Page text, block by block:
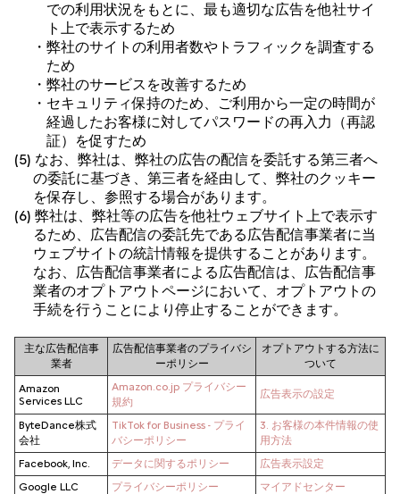
での利用状況をもとに、最も適切な広告を他社サイ
ト上で表示するため
・弊社のサイトの利用者数やトラフィックを調査する
ため
・弊社のサービスを改善するため
・セキュリティ保持のため、ご利用から一定の時間が
経過したお客様に対してパスワードの再入力（再認
証）を促すため
(5) なお、弊社は、弊社の広告の配信を委託する第三者へ
の委託に基づき、第三者を経由して、弊社のクッキー
を保存し、参照する場合があります。
(6) 弊社は、弊社等の広告を他社ウェブサイト上で表示す
るため、広告配信の委託先である広告配信事業者に当
ウェブサイトの統計情報を提供することがあります。
なお、広告配信事業者による広告配信は、広告配信事
業者のオプトアウトページにおいて、オプトアウトの
手続を行うことにより停止することができます。
主な広告配信事
業者
広告配信事業者のプライバシ
ーポリシー
オプトアウトする方法に
ついて
Amazon
Services LLC
Amazon.co.jp プライバシー
規約
広告表示の設定
ByteDance株式
会社
TikTok for Business - プライ
バシーポリシー
3. お客様の本件情報の使
用方法
Facebook, Inc.
データに関するポリシー
広告表示設定
Google LLC
プライバシーポリシー マイアドセンター